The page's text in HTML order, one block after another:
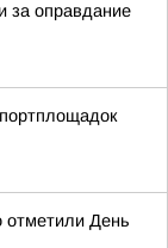
за оправдание
отметили День